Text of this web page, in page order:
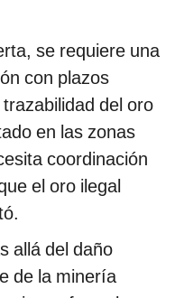
se requiere una
con plazos
del oro
en las zonas
coordinación
el oro ilegal
allá del daño
de la minería